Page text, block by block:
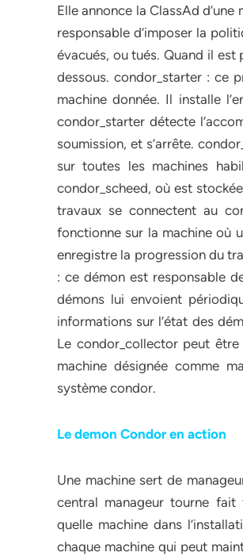
Elle annonce la ClassAd
responsable d’imposer la
évacués, ou tués. Quand il
dessous. condor_starter : ce
machine donnée. Il installe
condor_starter détecte
soumission, et s’arrête.
sur toutes les machines
condor_scheed, où est
travaux se connectent au
fonctionne sur la machine où
enregistre la progression du
: ce démon est responsable
démons lui envoient
informations sur l’état des
Le condor_collector peut
machine désignée comme
système condor.
Le demon Condor en action
Une machine sert de
central manageur tourne fait
quelle machine dans
chaque machine qui peut